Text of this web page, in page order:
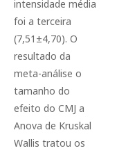
intensidade média
foi a terceira
(7,51±4,70). O
resultado da
meta-análise o
tamanho do
efeito do CMJ a
Anova de Kruskal
Wallis tratou os